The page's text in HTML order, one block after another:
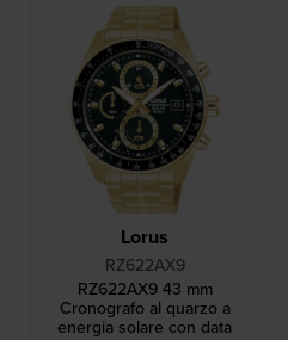
Lorus
RZ622AX9
RZ622AX9 43 mm
Cronografo al quarzo a
energia solare con data